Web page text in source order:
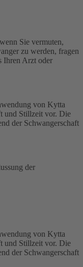
Sie vermuten,
zu werden, fragen
Ihren Arzt oder
von Kytta
und Stillzeit vor. Die
der Schwangerschaft
der
von Kytta
und Stillzeit vor. Die
der Schwangerschaft